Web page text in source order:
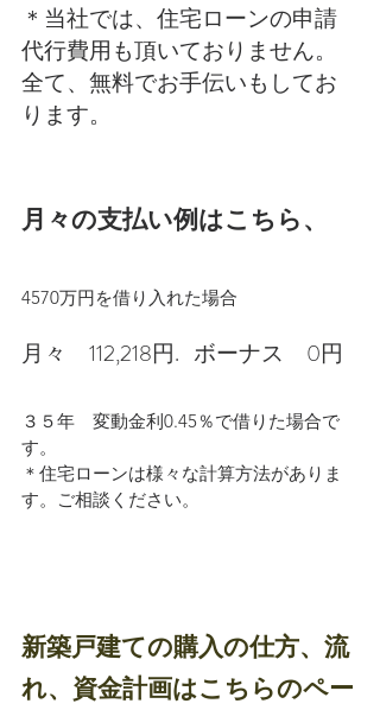
＊当社では、住宅ローンの申請
代行費用も頂いておりません。
全て、無料でお手伝いもしてお
ります。
月々の支払い例はこちら、
4570万円を借り入れた場合
月々　112,218円.   ボーナス　0円
３５年　変動金利0.45％で借りた場合で
す。
＊住宅ローンは様々な計算方法がありま
す。ご相談ください。
新築戸建ての購入の仕方、流
れ、資金計画はこちらのペー